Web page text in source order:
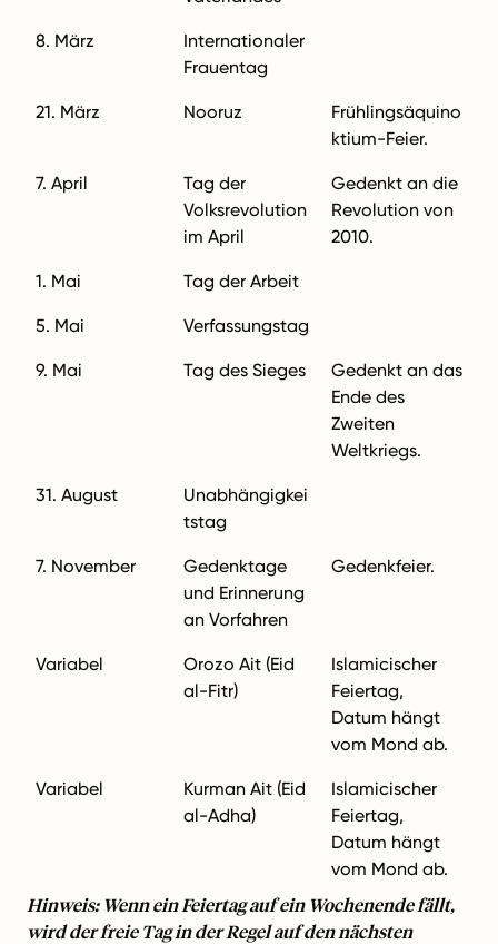
8. März
Internationaler
Frauentag
21. März Nooruz
Frühlingsäquino
ktium-Feier.
7. April
Tag der
Volksrevolution
im April
Gedenkt an die
Revolution von
2010.
1. Mai Tag der Arbeit
5. Mai Verfassungstag
9. Mai Tag des Sieges
Gedenkt an das
Ende des
Zweiten
Weltkriegs.
31. August
Unabhängigkei
tstag
7. November
Gedenktage
und Erinnerung
an Vorfahren
Gedenkfeier.
Variabel
Orozo Ait (Eid
al-Fitr)
Islamicischer
Feiertag,
Datum hängt
vom Mond ab.
Variabel
Kurman Ait (Eid
al-Adha)
Islamicischer
Feiertag,
Datum hängt
vom Mond ab.
Hinweis: Wenn ein Feiertag auf ein Wochenende fällt,
wird der freie Tag in der Regel auf den nächsten